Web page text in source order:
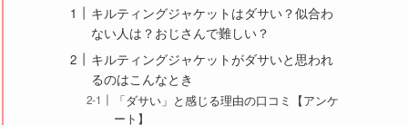
キルティングジャケットはダサい？似合わ
ない人は？おじさんで難しい？
キルティングジャケットがダサいと思われ
るのはこんなとき
「ダサい」と感じる理由の口コミ【アンケ
ート】